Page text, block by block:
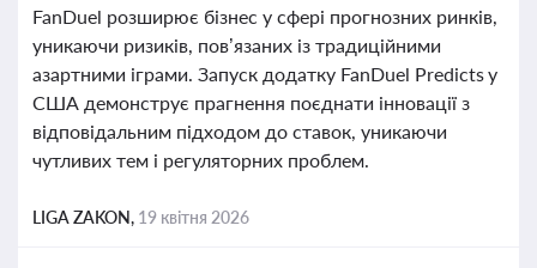
FanDuel розширює бізнес у сфері прогнозних ринків,
уникаючи ризиків, пов’язаних із традиційними
азартними іграми. Запуск додатку FanDuel Predicts у
США демонструє прагнення поєднати інновації з
відповідальним підходом до ставок, уникаючи
чутливих тем і регуляторних проблем.
LIGA ZAKON, 19 квітня 2026